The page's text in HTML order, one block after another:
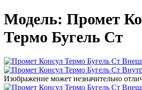
Модель: Промет
Термо Бугель Ст
Изображение может незначительно